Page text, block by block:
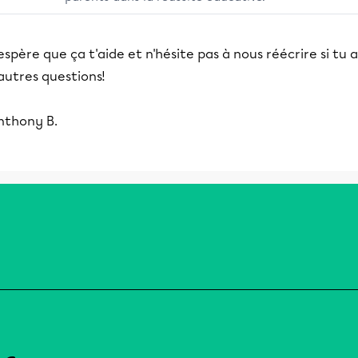
que ça t'aide et n'hésite pas à nous réécrire si tu
questions!
B.